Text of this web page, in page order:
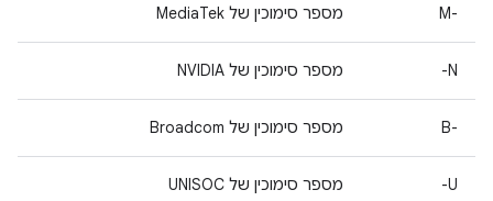
M-‎ מספר סימוכין של MediaTek
N- מספר סימוכין של NVIDIA
B-‎ מספר סימוכין של Broadcom
U- מספר סימוכין של UNISOC